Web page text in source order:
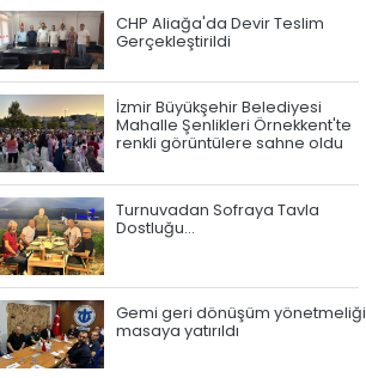
CHP Aliağa'da Devir Teslim
Gerçekleştirildi
İzmir Büyükşehir Belediyesi
Mahalle Şenlikleri Örnekkent'te
renkli görüntülere sahne oldu
Turnuvadan Sofraya Tavla
Dostluğu…
Gemi geri dönüşüm yönetmeliği
masaya yatırıldı